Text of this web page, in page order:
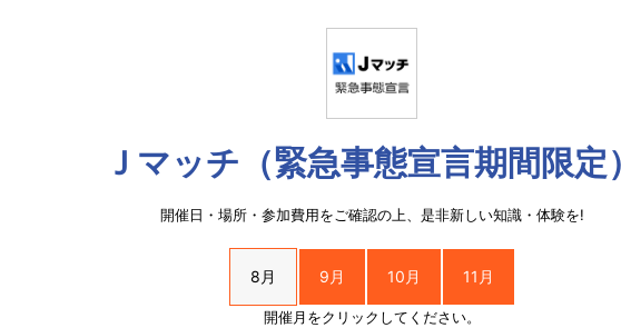
Ｊマッチ（緊急事態宣言期間限定）
開催日・場所・参加費用をご確認の上、是非新しい知識・体験を!
8月 9月 10月 11月
開催月をクリックしてください。